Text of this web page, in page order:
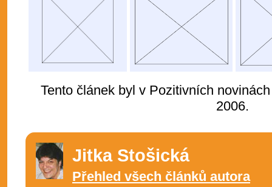
Tento článek byl v Pozitivních
2006.
Jitka Stošická
Přehled všech článků autora